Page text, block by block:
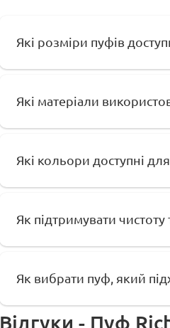
Які розміри пуфів
Які матеріали
Які кольори доступні
Як підтримувати
Як вибрати пуф, який
Відгуки - Пуф